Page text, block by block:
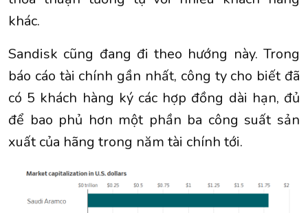
khác.
Sandisk cũng đang đi theo hướng này. Trong
báo cáo tài chính gần nhất, công ty cho biết đã
có 5 khách hàng ký các hợp đồng dài hạn, đủ
để bao phủ hơn một phần ba công suất sản
xuất của hãng trong năm tài chính tới.